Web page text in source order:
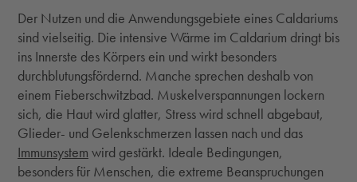
Der Nutzen und die Anwendungsgebiete eines Caldariums
sind vielseitig. Die intensive Wärme im Caldarium dringt bis
ins Innerste des Körpers ein und wirkt besonders
durchblutungsfördernd. Manche sprechen deshalb von
einem Fieberschwitzbad. Muskelverspannungen lockern
sich, die Haut wird glatter, Stress wird schnell abgebaut,
Glieder- und Gelenkschmerzen lassen nach und das
Immunsystem wird gestärkt. Ideale Bedingungen,
besonders für Menschen, die extreme Beanspruchungen